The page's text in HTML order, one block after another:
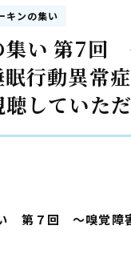
キンの集い
集い 第7回
眠行動異
していただ
い 第７回 ～嗅覚障